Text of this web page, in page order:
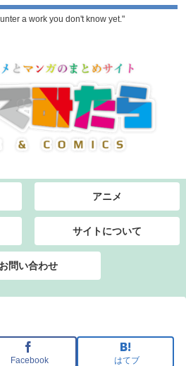
a work you don't know yet."
アニメ
サイトについて
お問い合わせ
Facebook はてブ